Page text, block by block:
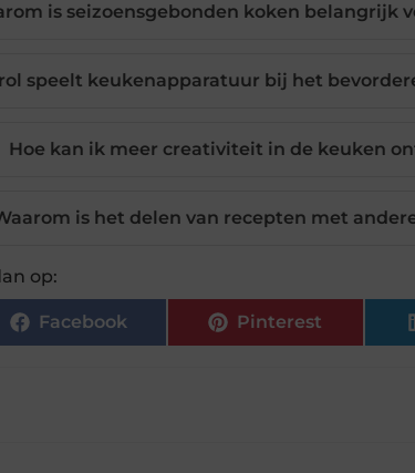
is seizoensgebonden koken belangrijk
speelt keukenapparatuur bij het
Hoe kan ik meer creativiteit in de keuken
is het delen van recepten met
op:
Facebook Pinterest